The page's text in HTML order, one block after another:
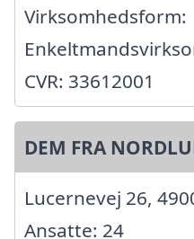
Virksomhedsform:
CVR: 33612001
DEM FRA
Lucernevej 26,
Ansatte: 24